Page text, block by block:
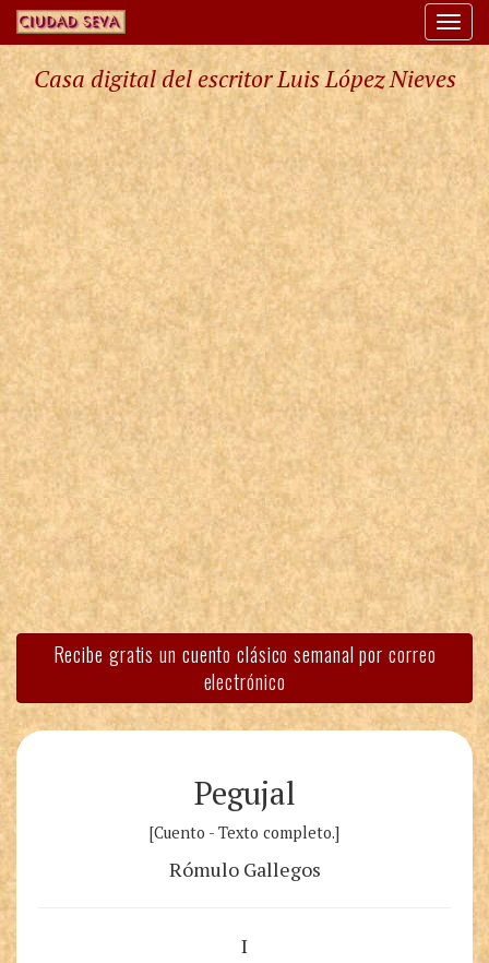
Casa digital del escritor Luis López Nieves
Recibe gratis un cuento clásico semanal por correo
electrónico
Pegujal
[Cuento - Texto completo.]
Rómulo Gallegos
I